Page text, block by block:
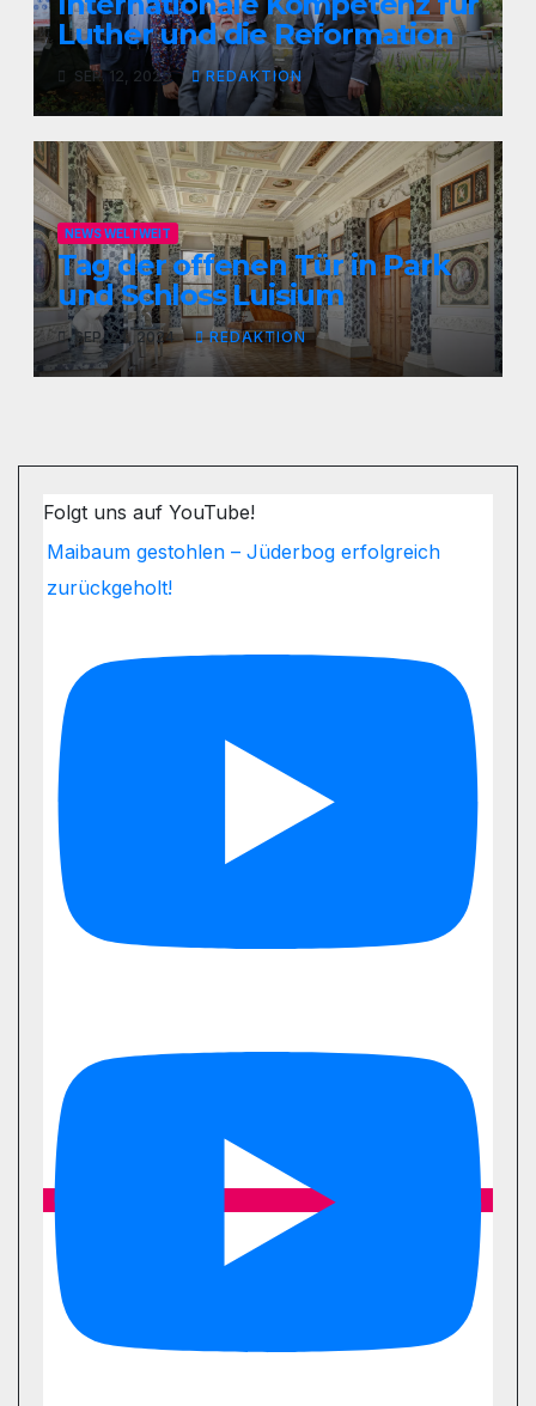
Luther und die Reformation
SEP. 12, 2025 REDAKTION
NEWS WELTWEIT
Tag der offenen Tür in Park
und Schloss Luisium
SEP. 24, 2024 REDAKTION
Folgt uns auf YouTube!
Maibaum gestohlen – Jüderbog erfolgreich
zurückgeholt!